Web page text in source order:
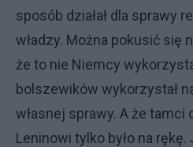
sposób działał dla sprawy
władzy. Można pokusić się
że to nie Niemcy
bolszewików wykorzystał
własnej sprawy. A że tamci
Leninowi tylko było na